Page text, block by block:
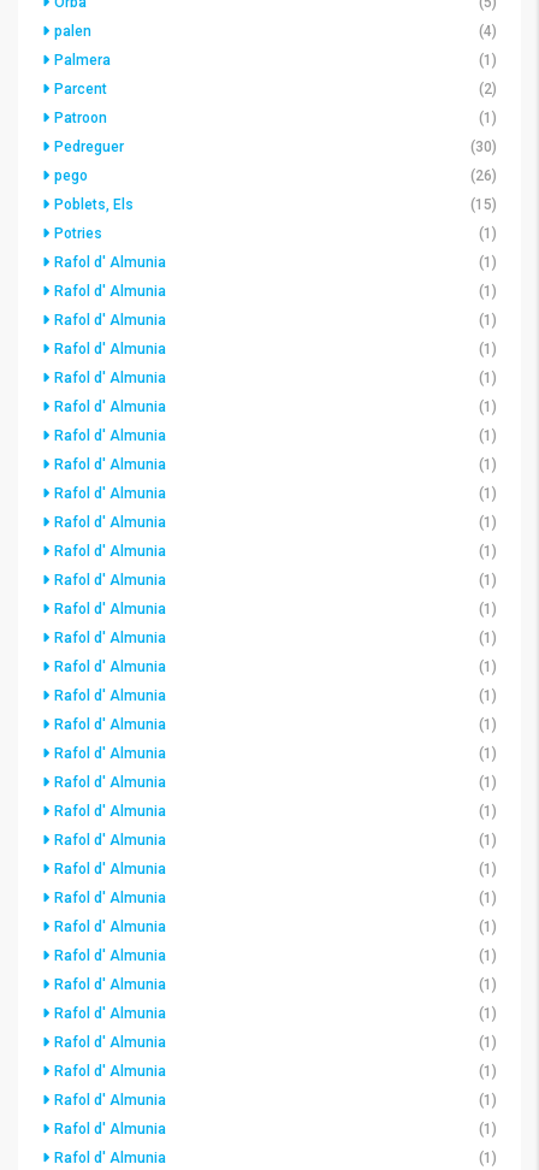
palen
(4)
Palmera
(1)
Parcent
(2)
Patroon
(1)
Pedreguer
(30)
pego
(26)
Poblets, Els
(15)
Potries
(1)
Rafol d' Almunia
(1)
Rafol d' Almunia
(1)
Rafol d' Almunia
(1)
Rafol d' Almunia
(1)
Rafol d' Almunia
(1)
Rafol d' Almunia
(1)
Rafol d' Almunia
(1)
Rafol d' Almunia
(1)
Rafol d' Almunia
(1)
Rafol d' Almunia
(1)
Rafol d' Almunia
(1)
Rafol d' Almunia
(1)
Rafol d' Almunia
(1)
Rafol d' Almunia
(1)
Rafol d' Almunia
(1)
Rafol d' Almunia
(1)
Rafol d' Almunia
(1)
Rafol d' Almunia
(1)
Rafol d' Almunia
(1)
Rafol d' Almunia
(1)
Rafol d' Almunia
(1)
Rafol d' Almunia
(1)
Rafol d' Almunia
(1)
Rafol d' Almunia
(1)
Rafol d' Almunia
(1)
Rafol d' Almunia
(1)
Rafol d' Almunia
(1)
Rafol d' Almunia
(1)
Rafol d' Almunia
(1)
Rafol d' Almunia
(1)
Rafol d' Almunia
(1)
Rafol d' Almunia
(1)